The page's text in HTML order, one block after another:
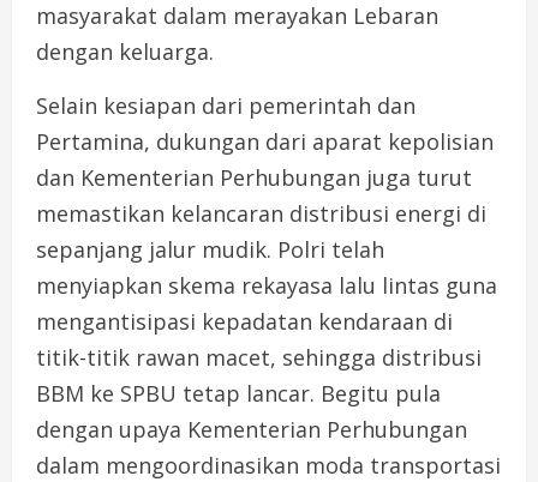
masyarakat dalam merayakan Lebaran
dengan keluarga.
Selain kesiapan dari pemerintah dan
Pertamina, dukungan dari aparat kepolisian
dan Kementerian Perhubungan juga turut
memastikan kelancaran distribusi energi di
sepanjang jalur mudik. Polri telah
menyiapkan skema rekayasa lalu lintas guna
mengantisipasi kepadatan kendaraan di
titik-titik rawan macet, sehingga distribusi
BBM ke SPBU tetap lancar. Begitu pula
dengan upaya Kementerian Perhubungan
dalam mengoordinasikan moda transportasi